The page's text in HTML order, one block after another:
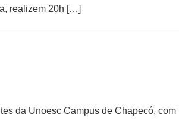
realizem 20h […]
da Unoesc Campus de Chapecó,